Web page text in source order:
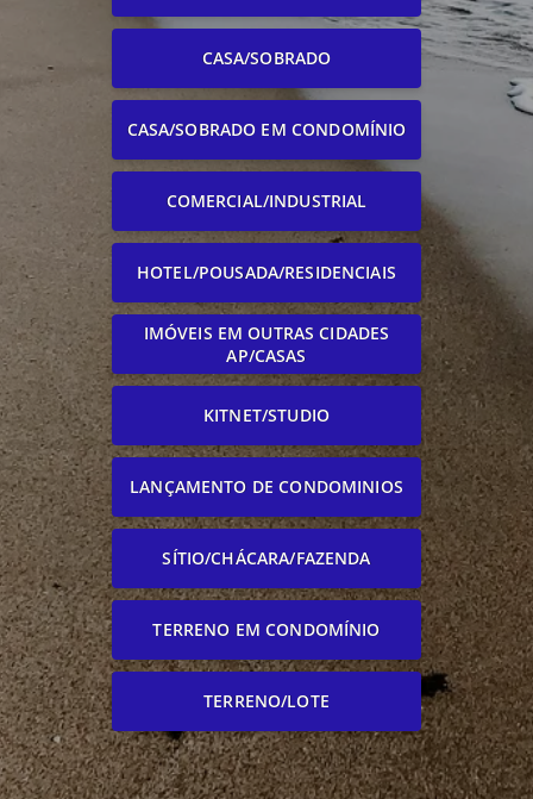
CASA/SOBRADO
CASA/SOBRADO EM CONDOMÍNIO
COMERCIAL/INDUSTRIAL
HOTEL/POUSADA/RESIDENCIAIS
IMÓVEIS EM OUTRAS CIDADES
AP/CASAS
KITNET/STUDIO
LANÇAMENTO DE CONDOMINIOS
SÍTIO/CHÁCARA/FAZENDA
TERRENO EM CONDOMÍNIO
TERRENO/LOTE